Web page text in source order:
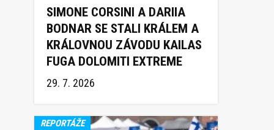
SIMONE CORSINI A DARIIA
BODNAR SE STALI KRÁLEM A
KRÁLOVNOU ZÁVODU KAILAS
FUGA DOLOMITI EXTREME
TRAIL 2026
29. 7. 2026
REPORTÁŽE